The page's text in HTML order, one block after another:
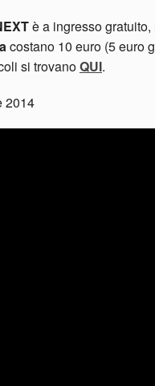
è a ingresso
costano 10 euro (5 euro
si trovanoQUI.
2014